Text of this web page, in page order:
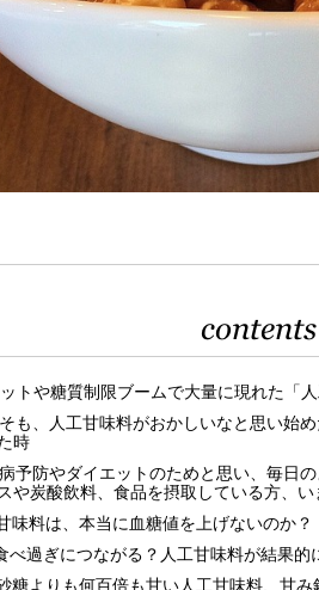
contents
トや糖質制限ブームで大量に現れた「人
も、人工甘味料がおかしいなと思い始
時
予防やダイエットのためと思い、毎日
や炭酸飲料、食品を摂取している方、い
味料は、本当に血糖値を上げないのか？
べ過ぎにつながる？人工甘味料が結果的
糖よりも何百倍も甘い人工甘味料、甘み